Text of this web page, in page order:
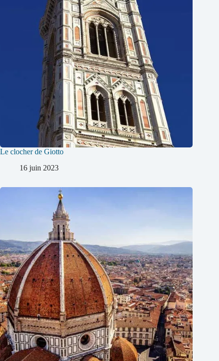
Le clocher de Giotto
16 juin 2023